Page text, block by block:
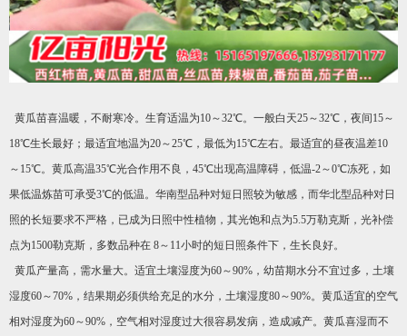
黄瓜苗喜温暖，不耐寒冷。生育适温为10～32℃。一般白天25～32℃，夜间15～
18℃生长最好；最适宜地温为20～25℃，最低为15℃左右。最适宜的昼夜温差10
～15℃。黄瓜高温35℃光合作用不良，45℃出现高温障碍，低温-2～0℃冻死，如
果低温炼苗可承受3℃的低温。华南型品种对短日照较为敏感，而华北型品种对日
照的长短要求不严格，已成为日照中性植物，其光饱和点为5.5万勒克斯，光补偿
点为1500勒克斯，多数品种在 8～11小时的短日照条件下，生长良好。
黄瓜产量高，需水量大。适宜土壤湿度为60～90%，幼苗期水分不宜过多，土壤
湿度60～70%，结果期必须供给充足的水分，土壤湿度80～90%。黄瓜适宜的空气
相对湿度为60～90%，空气相对湿度过大很容易发病，造成减产。黄瓜喜湿而不